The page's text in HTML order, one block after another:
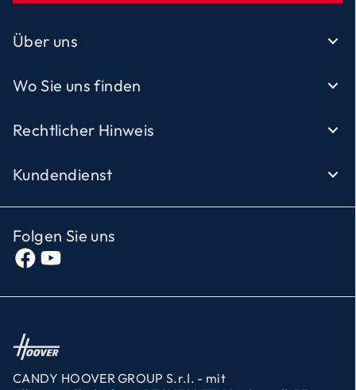
Über uns
Wo Sie uns finden
Rechtlicher Hinweis
Kundendienst
Folgen Sie uns
CANDY HOOVER GROUP S.r.I. - mit